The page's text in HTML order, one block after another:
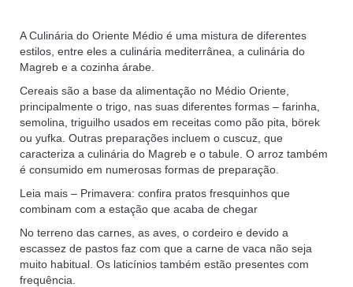
A Culinária do Oriente Médio é uma mistura de diferentes
estilos, entre eles a culinária mediterrânea, a culinária do
Magreb e a cozinha árabe.
Cereais são a base da alimentação no Médio Oriente,
principalmente o trigo, nas suas diferentes formas – farinha,
semolina, triguilho usados em receitas como pão pita, börek
ou yufka. Outras preparações incluem o cuscuz, que
caracteriza a culinária do Magreb e o tabule. O arroz também
é consumido em numerosas formas de preparação.
Leia mais – Primavera: confira pratos fresquinhos que
combinam com a estação que acaba de chegar
No terreno das carnes, as aves, o cordeiro e devido a
escassez de pastos faz com que a carne de vaca não seja
muito habitual. Os laticínios também estão presentes com
frequência.